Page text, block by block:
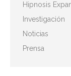
Hipnosis
Investigación
Noticias
Prensa